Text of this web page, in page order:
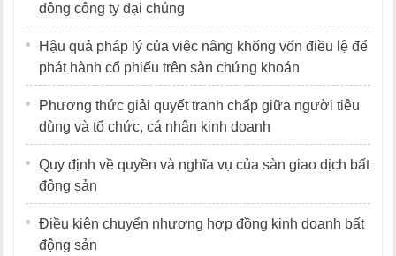
đông công ty đại chúng
Hậu quả pháp lý của việc nâng khống vốn điều lệ để
phát hành cổ phiếu trên sàn chứng khoán
Phương thức giải quyết tranh chấp giữa người tiêu
dùng và tổ chức, cá nhân kinh doanh
Quy định về quyền và nghĩa vụ của sàn giao dịch bất
động sản
Điều kiện chuyển nhượng hợp đồng kinh doanh bất
động sản